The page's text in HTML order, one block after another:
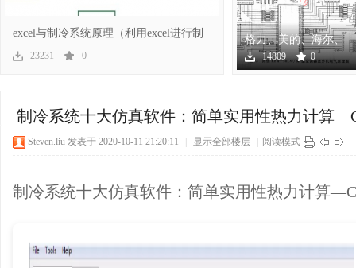
excel与制冷系统原理（利用excel进行制
冷系
23231 0
格力、美的、海尔、
海信、奥克斯几十个
空调
14809 0
制冷系统十大仿真软件：简单实用性热力计算
Steven.liu 发表于 2020-10-11 21:20:11 显示全部楼层 阅读模式
制冷系统十大仿真软件：简单实用性热力计算